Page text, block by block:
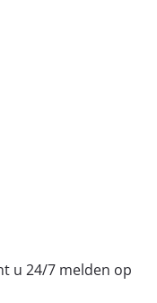
u 24/7 melden op